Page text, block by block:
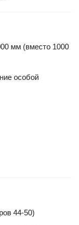
мм (вместо 1000
особой
44-50)